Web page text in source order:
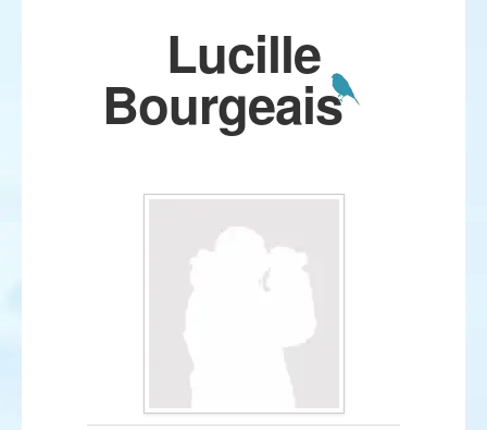
Lucille
Bourgeais